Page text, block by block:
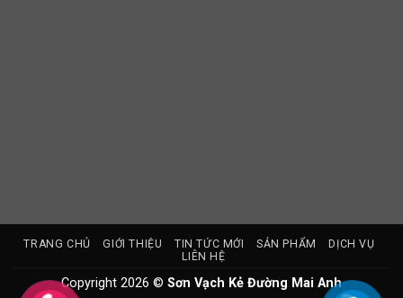
TRANG CHỦ GIỚI THIỆU TIN TỨC MỚI SẢN PHẨM
DỊCH VỤ
LIÊN HỆ
Copyright 2026 © Sơn Vạch Kẻ Đường Mai Anh